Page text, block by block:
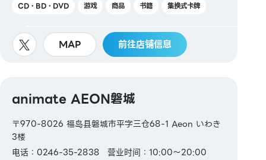
CD・BD・DVD 游戏 商品 书籍 集换式卡牌
MAP 前往店铺信息
animate AEON磐城
〒970-8026 福岛县磐城市平字三仓68-1 Aeon いわき
3楼
电话：0246-35-2838
营业时间：10:00～20:00